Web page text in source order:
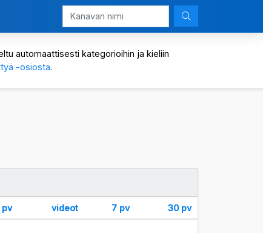
automaattisesti kategorioihin ja kieliin
-osiosta.
pv videot 7 pv 30 pv